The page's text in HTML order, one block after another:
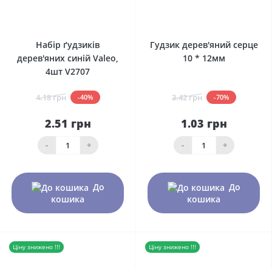
Набір ґудзиків
дерев'яних синій Valeo,
4шт V2707
4.18 грн -40%
2.51 грн
- +
До
кошика
Гудзик дерев'яний серце
10 * 12мм
3.42 грн -70%
1.03 грн
- +
До
кошика
Ціну знижено !!! Ціну знижено !!!